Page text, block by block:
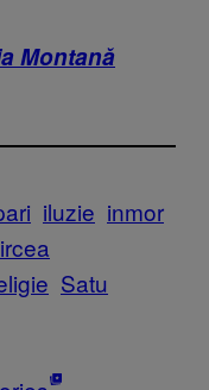
Montană
iluzie inmor
Satu